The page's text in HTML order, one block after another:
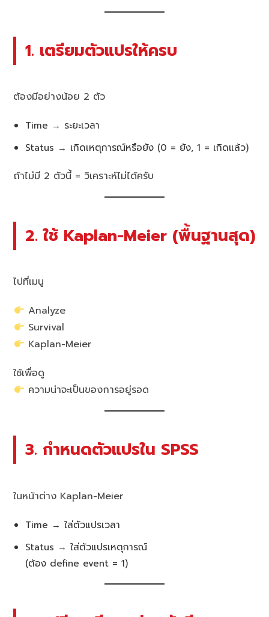
1. เตรียมตัวแปรให้ครบ
ต้องมีอย่างน้อย 2 ตัว
Time → ระยะเวลา
Status → เกิดเหตุการณ์หรือยัง (0 = ยัง, 1 = เกิดแล้ว)
ถ้าไม่มี 2 ตัวนี้ = วิเคราะห์ไม่ได้ครับ
2. ใช้ Kaplan-Meier (พื้นฐานสุด)
ไปที่เมนู
Analyze
Survival
Kaplan-Meier
ใช้เพื่อดู
ความน่าจะเป็นของการอยู่รอด
3. กำหนดตัวแปรใน SPSS
ในหน้าต่าง Kaplan-Meier
Time → ใส่ตัวแปรเวลา
Status → ใส่ตัวแปรเหตุการณ์
(ต้อง define event = 1)